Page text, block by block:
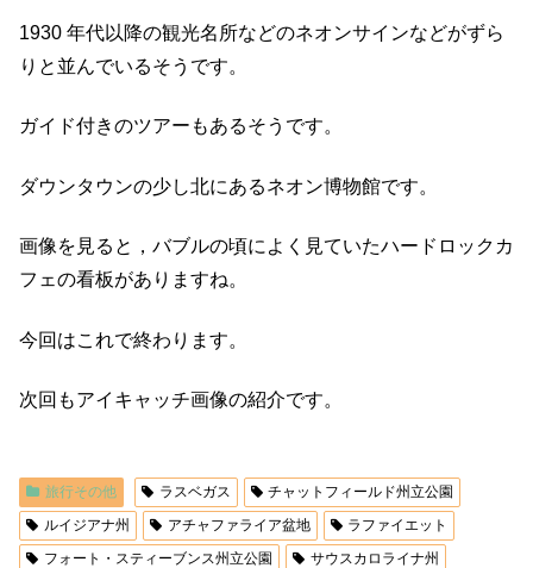
1930 年代以降の観光名所などのネオンサインなどがずら
りと並んでいるそうです。
ガイド付きのツアーもあるそうです。
ダウンタウンの少し北にあるネオン博物館です。
画像を見ると，バブルの頃によく見ていたハードロックカ
フェの看板がありますね。
今回はこれで終わります。
次回もアイキャッチ画像の紹介です。
旅行その他 ラスベガス
チャットフィールド州立公園
ルイジアナ州
アチャファライア盆地
ラファイエット
フォート・スティーブンス州立公園
サウスカロライナ州